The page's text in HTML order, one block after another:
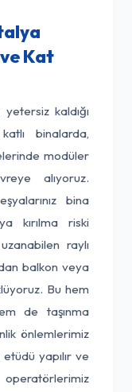
Kat
kaldığı
binalarda,
modüler
alıyoruz.
bina
kırılma riski
raylı
balkon veya
Bu hem
de taşınma
önlemlerimiz
yapılır ve